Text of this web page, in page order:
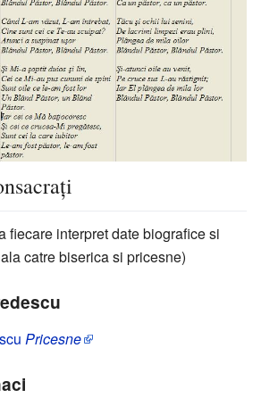
fiecare interpret date biografice si
catre biserica si pricesne)
Pricesne